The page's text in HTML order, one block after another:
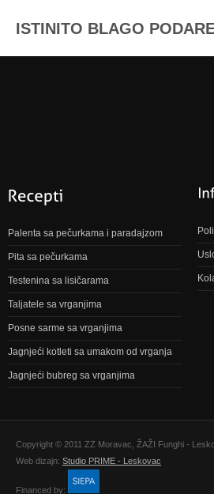
ISTINITO BLAGO
Palenta sa pečurkama i paradajzom
Pita sa pečurkama
Testenina sa lisičarama
Taljatele sa vrganjima
Posne sarme sa vrganjima
Jagnjeći kotleti sa umakom od vrganja
Jagnjeći bubreg sa vrganjima
Copyright © 2011 ZZ Moravac, ŽAŽI Funghi -
Web dizajn: Studio PRIME - Leskovac
Financed by: